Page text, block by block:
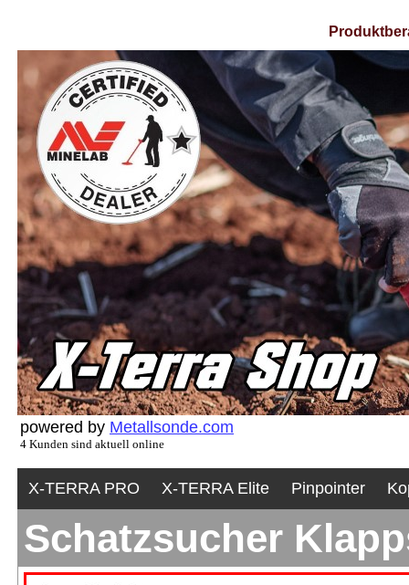
powered by Metallsonde.com
4 Kunden sind aktuell online
X-TERRA PRO X-TERRA Elite Pinpointer
Schatzsucher